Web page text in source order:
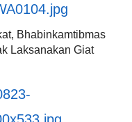
Bhabinkamtibmas
Laksanakan Giat